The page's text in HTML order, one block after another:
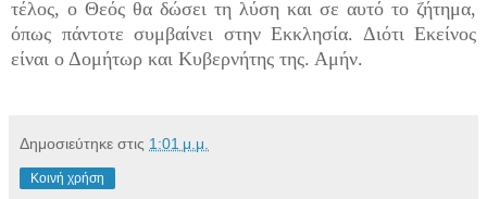
τέλος, ο Θεός θα δώσει τη λύση και σε αυτό το ζήτημα,
όπως πάντοτε συμβαίνει στην Εκκλησία. Διότι Εκείνος
είναι ο Δομήτωρ και Κυβερνήτης της. Αμήν.
Δημοσιεύτηκε στις 1:01 μ.μ.
Κοινή χρήση